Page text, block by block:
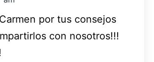
por tus consejos
con nosotros!!!